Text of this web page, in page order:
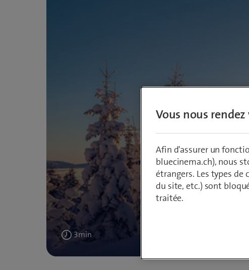
3min
Grâce à
Vous nous
Afin d'assurer un
bluecinema.ch), nous
étrangers. Les types
du site, etc.) sont
traitée.